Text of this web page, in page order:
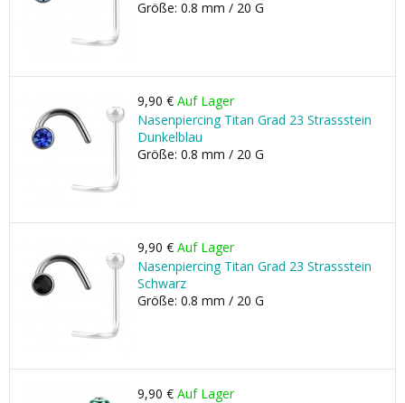
Größe: 0.8 mm / 20 G
9,90 € Auf Lager
Nasenpiercing Titan Grad 23 Strassstein
Dunkelblau
Größe: 0.8 mm / 20 G
9,90 € Auf Lager
Nasenpiercing Titan Grad 23 Strassstein
Schwarz
Größe: 0.8 mm / 20 G
9,90 € Auf Lager